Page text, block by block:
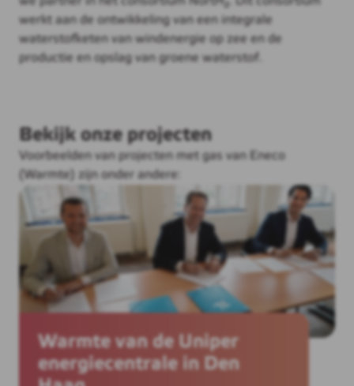
werkt aan de ontwikkeling van een integrale
waterstofketen van windenergie op zee en de
productie en opslag van groene waterstof.
Bekijk onze projecten
Voorbeelden van projecten met gas van Eneco
(Warmte) zijn onder andere:
Warmte van de Uniper
energiecentrale in Den